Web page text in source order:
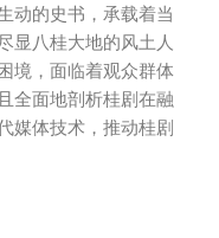
动的史书，承载着当
显八桂大地的风土人
境，面临着观众群体
全面地剖析桂剧在融
媒体技术，推动桂剧